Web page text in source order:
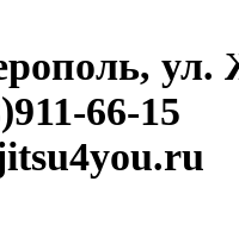
ул.
66-15